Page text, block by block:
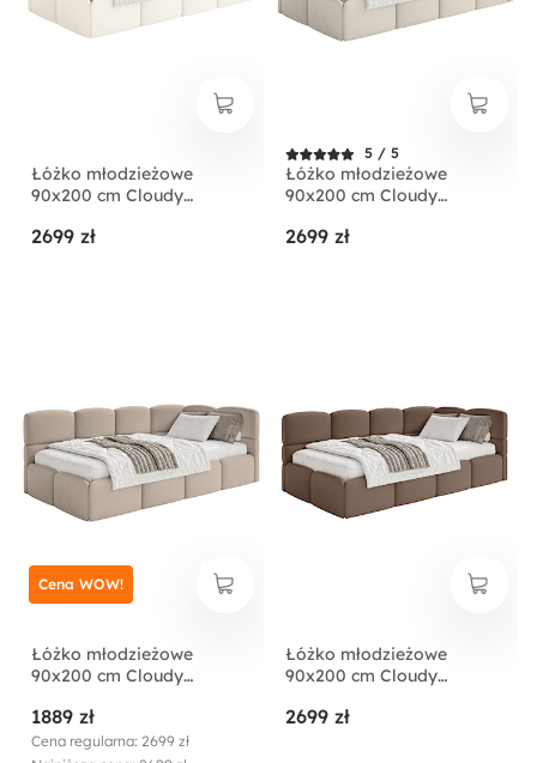
Łóżko młodzieżowe
90x200 cm Cloudy
pojemnikiem kremowe
2699 zł
5 / 5
Łóżko młodzieżowe
90x200 cm Cloudy
pojemnikiem jasnobeżowe
2699 zł
Łóżko młodzieżowe
90x200 cm Cloudy
pojemnikiem beżowe
welur hydrofobowy
1889 zł
Cena regularna: 2699 zł
Cena WOW!
Łóżko młodzieżowe
90x200 cm Cloudy
pojemnikiem brązowe
2699 zł